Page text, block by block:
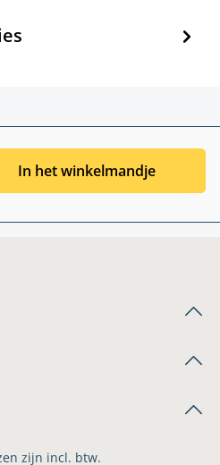
In het winkelmandje
zijn incl. btw.